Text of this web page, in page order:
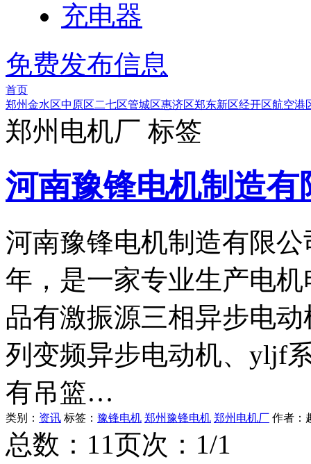
充电器
免费发布信息
首页
郑州金水区中原区二七区管城区惠济区郑东新区经开区航空港
郑州电机厂 标签
河南豫锋电机制造有
河南豫锋电机制造有限
年，是一家专业生产电
品有激振源三相异步电
列变频异步电动机、yljf
有吊篮…
类别： 资讯 标签： 豫锋电机 郑州豫锋电机 郑州电机厂 作者：
总数：11页次：1/1